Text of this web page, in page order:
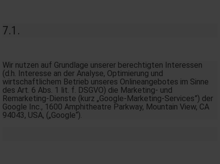
7.1.
Wir nutzen auf Grundlage unserer berechtigten Interessen
(d.h. Interesse an der Analyse, Optimierung und
wirtschaftlichem Betrieb unseres Onlineangebotes im Sinne
des Art. 6 Abs. 1 lit. f. DSGVO) die Marketing- und
Remarketing-Dienste (kurz „Google-Marketing-Services”) der
Google Inc., 1600 Amphitheatre Parkway, Mountain View, CA
94043, USA, („Google“).